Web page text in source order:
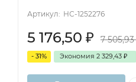
Артикул: НС-1252276
5 176,50 ₽ 7 505,93
- 31% Экономия 2 329,43 ₽